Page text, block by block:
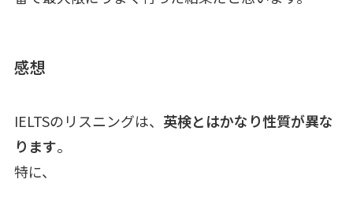
感想
IELTSのリスニングは、 英検とはかなり性質が異な
ります。
特に、